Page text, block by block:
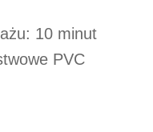
10 minut
PVC